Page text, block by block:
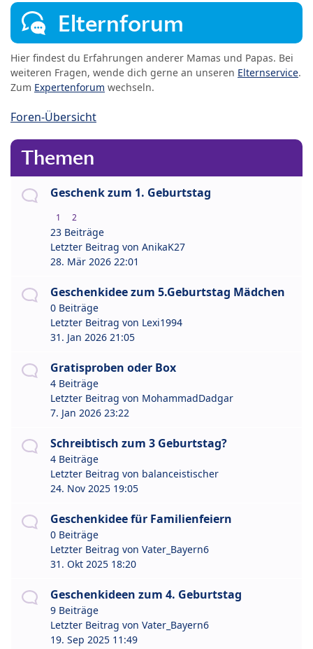
Elternforum
Hier findest du Erfahrungen anderer Mamas und Papas. Bei
weiteren Fragen, wende dich gerne an unseren Elternservice.
Zum Expertenforum wechseln.
Foren-Übersicht
Themen
Geschenk zum 1. Geburtstag
1 2
23 Beiträge
Letzter Beitrag von AnikaK27
28. Mär 2026 22:01
Geschenkidee zum 5.Geburtstag Mädchen
0 Beiträge
Letzter Beitrag von Lexi1994
31. Jan 2026 21:05
Gratisproben oder Box
4 Beiträge
Letzter Beitrag von MohammadDadgar
7. Jan 2026 23:22
Schreibtisch zum 3 Geburtstag?
4 Beiträge
Letzter Beitrag von balanceistischer
24. Nov 2025 19:05
Geschenkidee für Familienfeiern
0 Beiträge
Letzter Beitrag von Vater_Bayern6
31. Okt 2025 18:20
Geschenkideen zum 4. Geburtstag
9 Beiträge
Letzter Beitrag von Vater_Bayern6
19. Sep 2025 11:49